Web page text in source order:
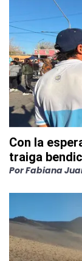
Con la
traiga
PorFabiana